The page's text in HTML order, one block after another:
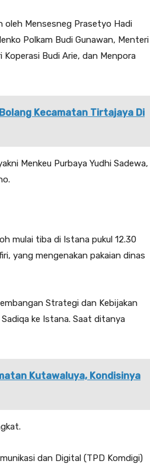
oleh Mensesneg Prasetyo Hadi
Polkam Budi Gunawan, Menteri
Koperasi Budi Arie, dan Menpora
Kecamatan Tirtajaya Di
Menkeu Purbaya Yudhi Sadewa,
mulai tiba di Istana pukul 12.30
yang mengenakan pakaian dinas
Strategi dan Kebijakan
ke Istana. Saat ditanya
Kutawaluya, Kondisinya
dan Digital (TPD Komdigi)